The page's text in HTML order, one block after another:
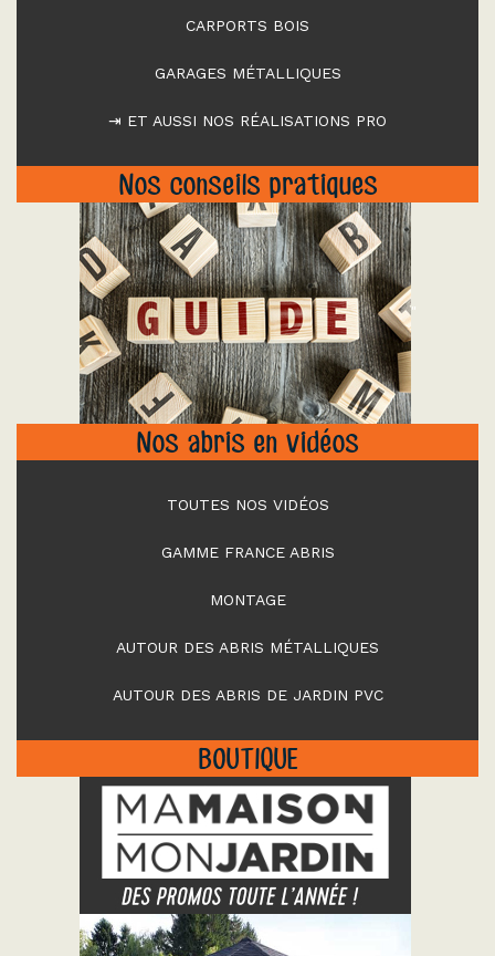
CARPORTS BOIS
GARAGES MÉTALLIQUES
⇥ ET AUSSI NOS RÉALISATIONS PRO
Nos conseils pratiques
"
Nos abris en vidéos
TOUTES NOS VIDÉOS
GAMME FRANCE ABRIS
MONTAGE
AUTOUR DES ABRIS MÉTALLIQUES
AUTOUR DES ABRIS DE JARDIN PVC
BOUTIQUE